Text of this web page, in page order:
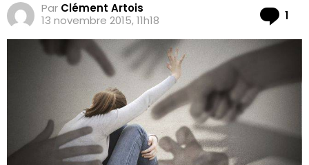
Par Clément Artois
13 novembre 2015, 11h18
1